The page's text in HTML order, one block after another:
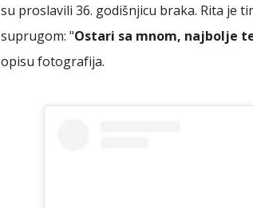
su proslavili 36. godišnjicu braka. Rita je
suprugom: "Ostari sa mnom, najbolje
opisu fotografija.